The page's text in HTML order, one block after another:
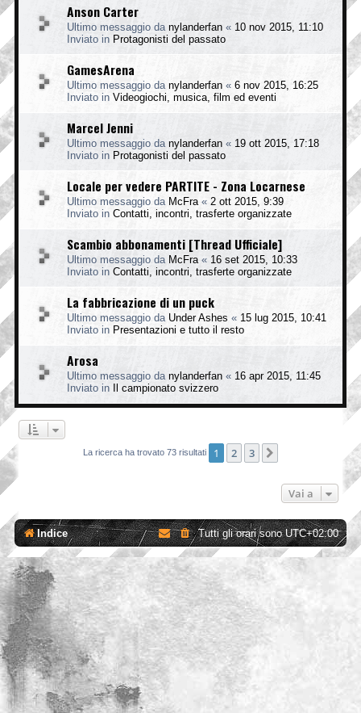
Anson Carter
Ultimo messaggio da nylanderfan « 10 nov 2015, 11:10
Inviato in Protagonisti del passato
GamesArena
Ultimo messaggio da nylanderfan « 6 nov 2015, 16:25
Inviato in Videogiochi, musica, film ed eventi
Marcel Jenni
Ultimo messaggio da nylanderfan « 19 ott 2015, 17:18
Inviato in Protagonisti del passato
Locale per vedere PARTITE - Zona Locarnese
Ultimo messaggio da McFra « 2 ott 2015, 9:39
Inviato in Contatti, incontri, trasferte organizzate
Scambio abbonamenti [Thread Ufficiale]
Ultimo messaggio da McFra « 16 set 2015, 10:33
Inviato in Contatti, incontri, trasferte organizzate
La fabbricazione di un puck
Ultimo messaggio da Under Ashes « 15 lug 2015, 10:41
Inviato in Presentazioni e tutto il resto
Arosa
Ultimo messaggio da nylanderfan « 16 apr 2015, 11:45
Inviato in
Il campionato svizzero
La ricerca ha trovato 73 risultati 1 2 3
Vai a
Indice Tutti gli orari sonoUTC+02:00